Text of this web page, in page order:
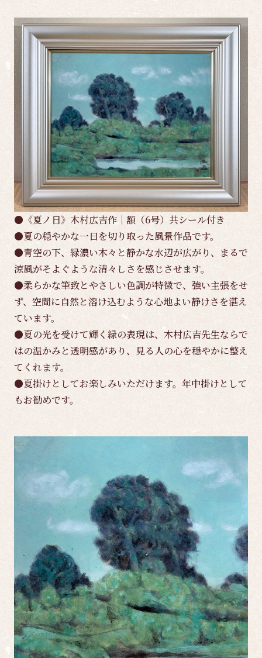
●《夏ノ日》木村広吉作｜額（6号）共シール付き
●夏の穏やかな一日を切り取った風景作品です。
●青空の下、緑濃い木々と静かな水辺が広がり、まるで
涼風がそよぐような清々しさを感じさせます。
●柔らかな筆致とやさしい色調が特徴で、強い主張をせ
ず、空間に自然と溶け込むような心地よい静けさを湛え
ています。
●夏の光を受けて輝く緑の表現は、木村広吉先生ならで
はの温かみと透明感があり、見る人の心を穏やかに整え
てくれます。
●夏掛けとしてお楽しみいただけます。年中掛けとして
もお勧めです。